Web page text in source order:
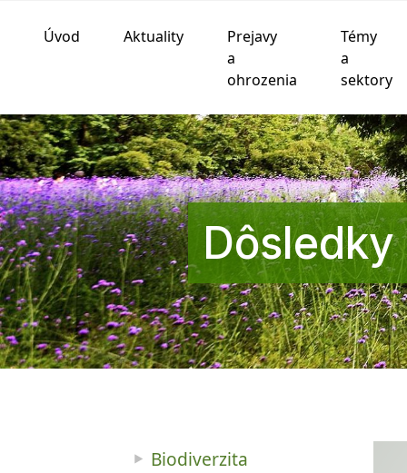
Používame cookies
funkčnosti webovej stránky,pre lepší zážitok na
zobrazovanie reklám ktoré sú pre vás relevantnejšie.
Súhlasím Odmietam Zmeniť moje nastavenia
Úvod Aktuality
Prejavy
a
ohrozenia
Témy
a
sektory
Dôsledky
Biodiverzita